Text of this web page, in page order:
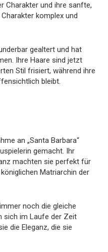
Charakter und ihre sanfte,
komplex und
gealtert und hat
Ihre Haare sind jetzt
Stil frisiert, während ihre
bleibt.
an „Santa Barbara“
gemacht. Ihr
machten sie perfekt für
Matriarchin der
noch die gleiche
sich im Laufe der Zeit
die Eleganz, die sie